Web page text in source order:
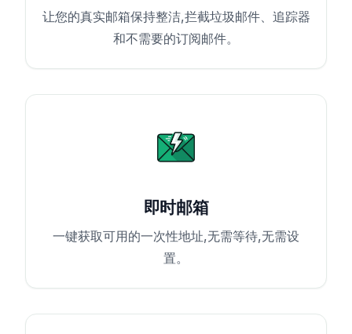
让您的真实邮箱保持整洁,拦截垃圾邮件、追踪器
和不需要的订阅邮件。
即时邮箱
一键获取可用的一次性地址,无需等待,无需设
置。